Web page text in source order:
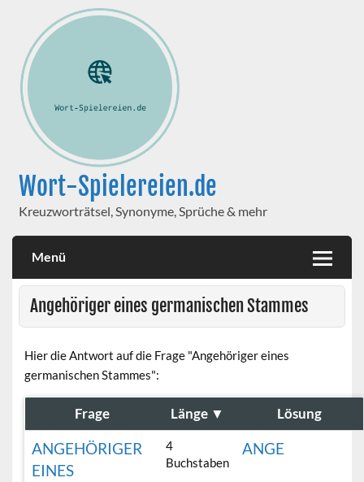
Wort-Spielereien.de
Kreuzworträtsel, Synonyme, Sprüche & mehr
Menü
Angehöriger eines germanischen Stammes
Hier die Antwort auf die Frage "Angehöriger eines
germanischen Stammes":
Frage Länge ▼ Lösung
ANGEHÖRIGER
EINES
4
Buchstaben
ANGE